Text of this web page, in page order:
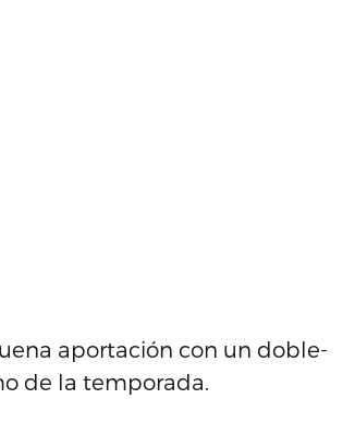
aportación con un doble-
de la temporada.